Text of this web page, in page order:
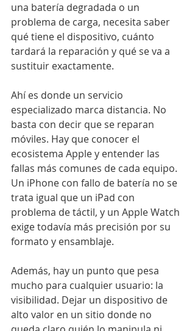
una batería degradada o un
problema de carga, necesita saber
qué tiene el dispositivo, cuánto
tardará la reparación y qué se va a
sustituir exactamente.
Ahí es donde un servicio
especializado marca distancia. No
basta con decir que se reparan
móviles. Hay que conocer el
ecosistema Apple y entender las
fallas más comunes de cada equipo.
Un iPhone con fallo de batería no se
trata igual que un iPad con
problema de táctil, y un Apple Watch
exige todavía más precisión por su
formato y ensamblaje.
Además, hay un punto que pesa
mucho para cualquier usuario: la
visibilidad. Dejar un dispositivo de
alto valor en un sitio donde no